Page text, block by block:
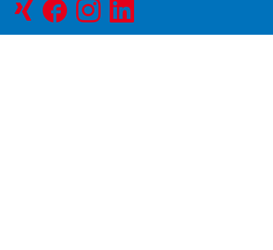
Facebookseite
von
Instagram-
Seite
LinkedIn
Seite